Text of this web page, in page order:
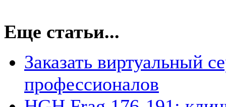
Еще статьи...
Заказать виртуальный
профессионалов